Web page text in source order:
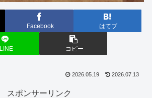
Facebook はてブ
LINE コピー
2026.05.19 2026.07.13
スポンサーリンク